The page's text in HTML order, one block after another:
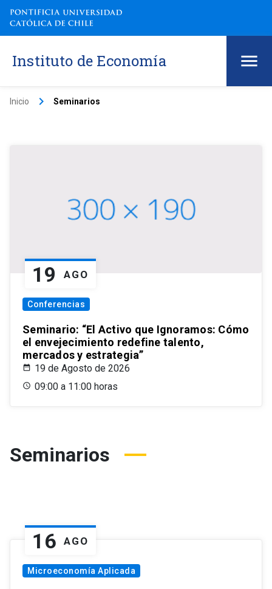
Instituto de Economía
Inicio keyboard_arrow_right Seminarios
19 AGO
Conferencias
Seminario: “El Activo que Ignoramos: Cómo
el envejecimiento redefine talento,
mercados y estrategia”
19 de Agosto de 2026
09:00 a 11:00 horas
Seminarios
16 AGO
Microeconomía Aplicada